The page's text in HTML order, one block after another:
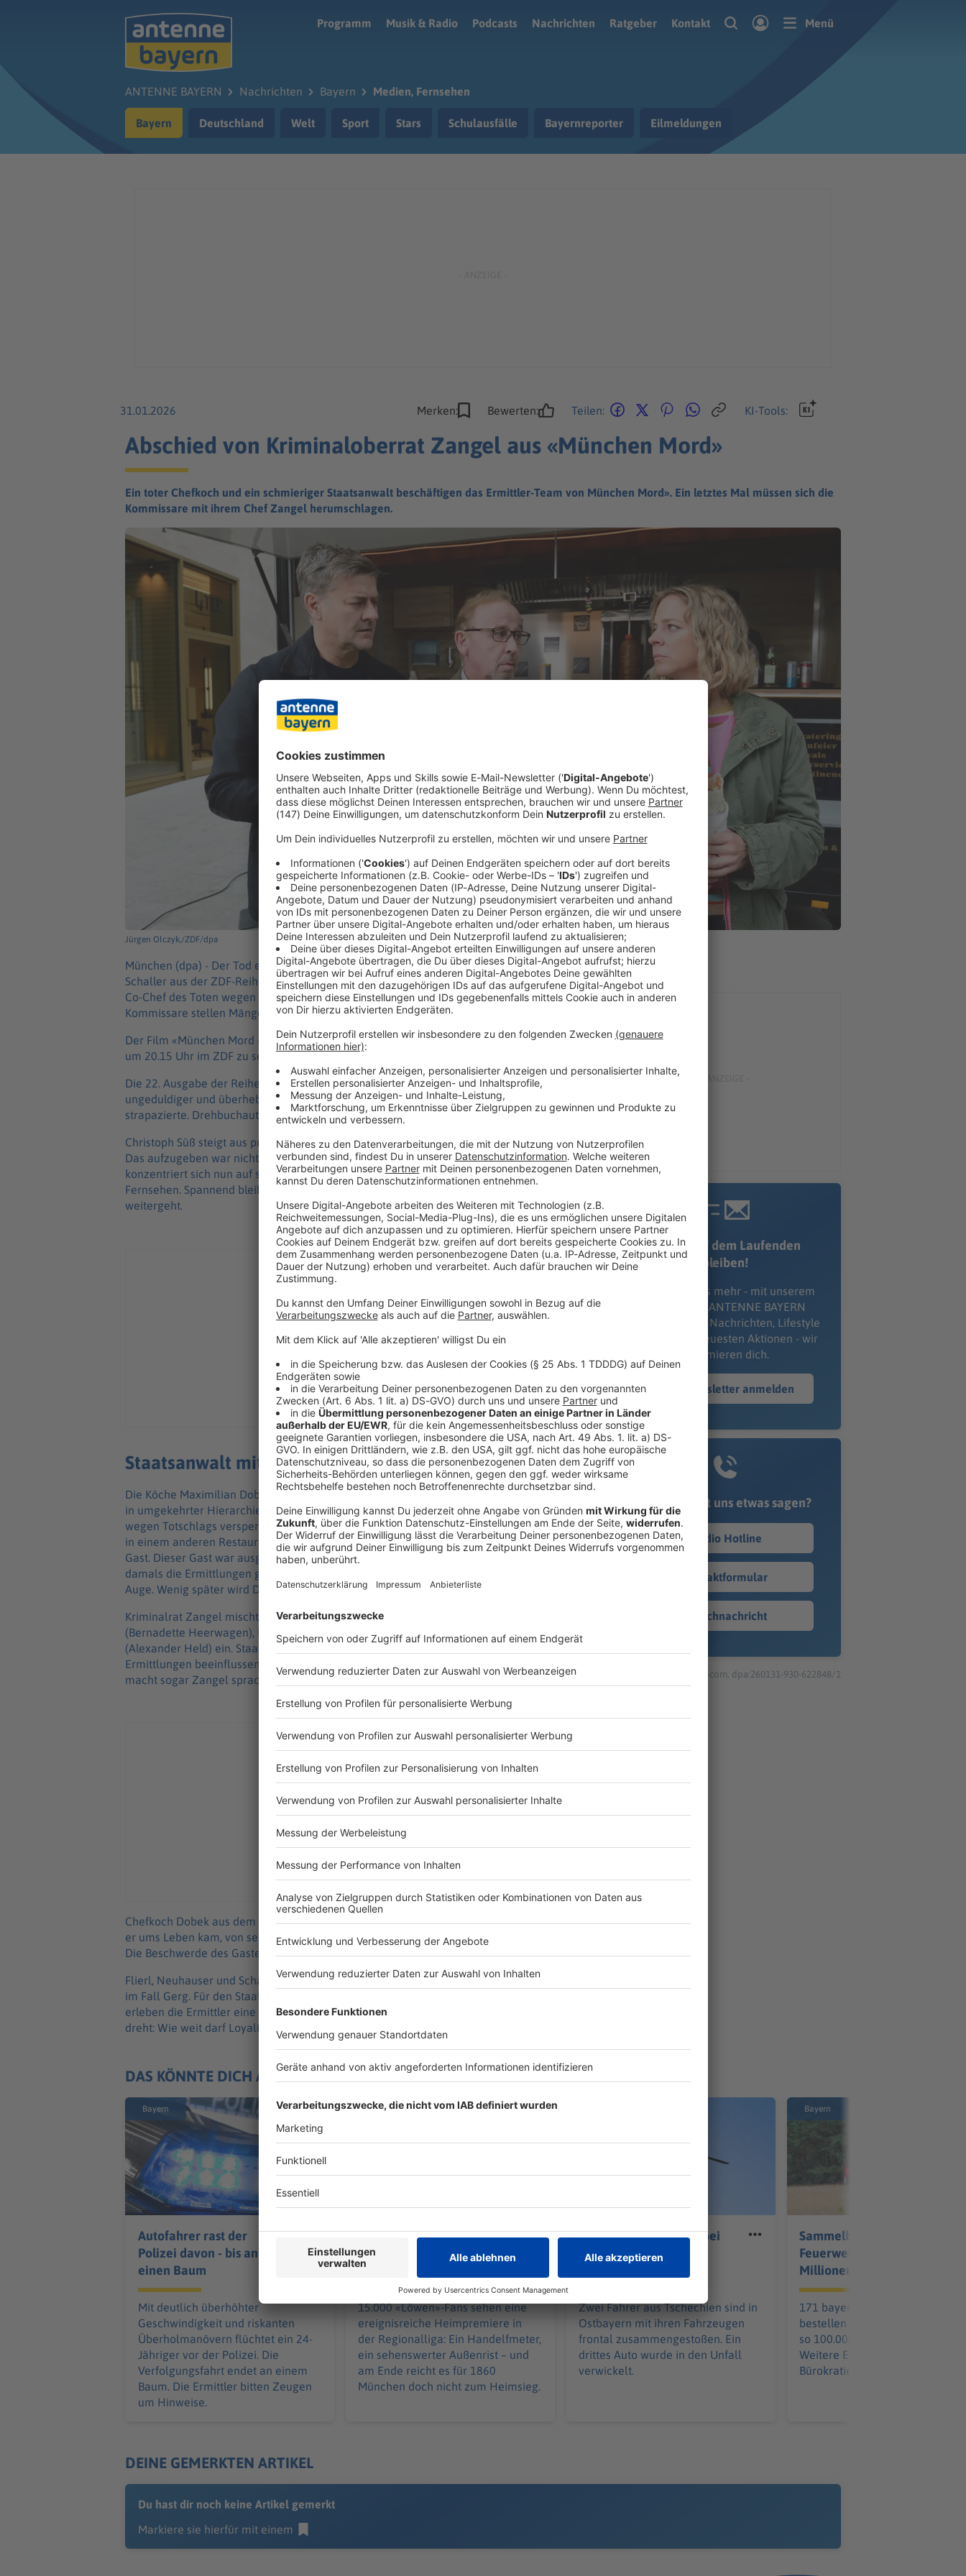
Programm
Musik & Radio Podcasts Nachrichten Ratgeber Kontakt Menü
ANTENNE BAYERN Nachrichten Bayern Medien, Fernsehen
Bayern Deutschland Welt Sport Stars Schulausfälle Bayernreporter Eilmeldungen
31.01.2026 Merken: Bewerten: Teilen: KI-Tools:
Abschied von Kriminaloberrat Zangel aus «München Mord»
Ein toter Chefkoch und ein schmieriger Staatsanwalt beschäftigen das Ermittler-Team von München Mord». Ein letztes Mal müssen sich die
Kommissare mit ihrem Chef Zangel herumschlagen.
Jürgen Olczyk,/ZDF/dpa
München (dpa) - Der Tod eines Chefkochs führt die TV-Ermittler Flierl, Neuhauser und
Schaller aus der ZDF-Reihe «München Mord» zu einem alten Fall. Damals war der heutige
Co-Chef des Toten wegen Totschlags verurteilt worden. Eine Tat, die er stets bestritt. Die
Kommissare stellen Mängel in den Ermittlungen des Staatsanwaltes fest.
Der Film «München Mord - Im Zweifel für den Zweifel» ist diesen Samstag (31. Dezember)
um 20.15 Uhr im ZDF zu sehen sowie bereits online abrufbar.
Die 22. Ausgabe der Reihe ist zugleich die letzte für Schauspieler Christoph Süß, der als
ungeduldiger und überheblicher Kriminaloberrat Helmut Zangel die Nerven der Ermittler
strapazierte. Drehbuchautor Peter Kocyla schreibt ihm einen passenden Abschied.
Christoph Süß steigt aus privaten Gründen aus «München Mord» aus. «Wir hatten es lustig.
Das aufzugeben war nicht leicht, muss aber leider sein», sagte er dazu. Der 58-Jährige
konzentriert sich nun auf seine Moderation des satirischen Wochenmagazins «quer» im BR
Fernsehen. Spannend bleibt nun, wie es künftig ohne Zangel bei «München Mord»
weitergeht.
Staatsanwalt mit blauem Auge
Die Köche Maximilian Dobek (Manuel Cortez) und Oliver Gerg (Shenja Lacher) hatten einst
in umgekehrter Hierarchie gearbeitet. Damals war Gerg der Chefkoch. Eine Verurteilung
wegen Totschlags versperrte ihm die weitere Karriere. Inzwischen ist Gerg frei und arbeitet
in einem anderen Restaurant unter Dobek. Der bekommt Ärger mit einem unzufriedenen
Gast. Dieser Gast war ausgerechnet Staatsanwalt Lukas Benedikt (Thomas Loibl), der
damals die Ermittlungen gegen Gerg leitete. Rasend vor Wut verpasst ihm Dobek ein blaues
Auge. Wenig später wird Dobek tot aufgefunden.
Kriminalrat Zangel mischt sich wie immer in die Arbeit der Kommissare Angelika Flierl
(Bernadette Heerwagen), Harald Neuhauser (Marcus Mittermeier) und Ludwig Schaller
(Alexander Held) ein. Staatsanwalt Benedikt mischt sich nicht nur ein, er will die
Ermittlungen beeinflussen. Ein arroganter Auftritt des Staatsanwaltes vor den Kommissaren
macht sogar Zangel sprachlos.
Chefkoch Dobek aus dem Münchner Gourmettempel Tanoshimi wurde just am Tag, an dem
er ums Leben kam, von seinem Chef Franz-Josef Penkofer (Lukas Turtur) entlassen. Anlass:
Die Beschwerde des Gastes.
Flierl, Neuhauser und Schaller zweifeln immer mehr an den Ermittlungen des Staatsanwalts
im Fall Gerg. Für den Staatsanwalt steht allerdings fest: einmal Täter, immer Täter. Dann
erleben die Ermittler eine überraschende Wende in dem Fall, der sich auch um die Frage
dreht: Wie weit darf Loyalität gehen?
Immer auf dem Laufenden
bleiben!
Verpass' nichts mehr - mit unserem
kostenlosen ANTENNE BAYERN
Newsletter. Ob Nachrichten, Lifestyle
oder unsere neuesten Aktionen - wir
informieren dich.
Zum Newsletter anmelden
Du möchtest uns etwas sagen?
Studio Hotline
Kontaktformular
Sprachnachricht
© dpa-infocom, dpa:260131-930-622848/1
DAS KÖNNTE DICH AUCH INTERESSIEREN
Bayern
Autofahrer rast der
Polizei davon - bis an
einen Baum
Mit deutlich überhöhter
Geschwindigkeit und riskanten
Überholmanövern flüchtet ein 24-
Jähriger vor der Polizei. Die
Verfolgungsfahrt endet an einem
Baum. Die Ermittler bitten Zeugen
um Hinweise.
Bayern
Trotz 2:0-Vorsprung:
Kein 1860-Sieg zur
Heimpremiere
15.000 «Löwen»-Fans sehen eine
ereignisreiche Heimpremiere in
der Regionalliga: Ein Handelfmeter,
ein sehenswerter Außenrist – und
am Ende reicht es für 1860
München doch nicht zum Heimsieg.
Fünf Schwerverletzte bei
Verkehrsunfall bei
Zwei Fahrer aus Tschechien sind in
Ostbayern mit ihren Fahrzeugen
frontal zusammengestoßen. Ein
drittes Auto wurde in den Unfall
verwickelt.
Bayern
Sammelbestellung für
Feuerwehrautos soll
Millionen sparen
171 bayerische Kommunen
bestellen gemeinsam - und
so 100.000 pro Löschfahrzeug.
Weitere Einsparungen in der
Bürokratie kommen hinzu.
DEINE GEMERKTEN ARTIKEL
Du hast dir noch keine Artikel gemerkt
Markiere sie hierfür mit einem